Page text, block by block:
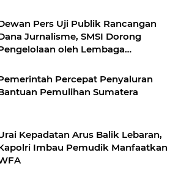
Pers Uji Publik Rancangan
Jurnalisme, SMSI Dorong
oleh Lembaga
Percepat Penyaluran
Pemulihan Sumatera
Kepadatan Arus Balik Lebaran,
Imbau Pemudik Manfaatkan